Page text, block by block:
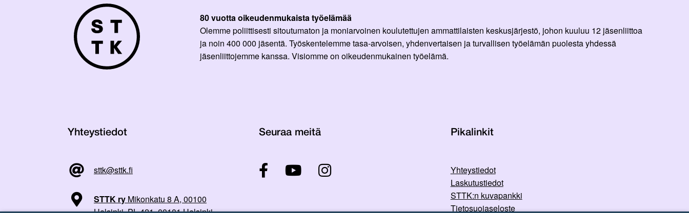
80 vuotta oikeudenmukaista työelämää
Olemme poliittisesti sitoutumaton ja moniarvoinen koulutettujen ammattilaisten keskusjärjestö, johon kuuluu 12 jäsenliittoa
ja noin 400 000 jäsentä. Työskentelemme tasa-arvoisen, yhdenvertaisen ja turvallisen työelämän puolesta yhdessä
jäsenliittojemme kanssa. Visiomme on oikeudenmukainen työelämä.
Yhteystiedot
sttk@sttk.fi
STTK ry Mikonkatu 8 A, 00100
Seuraa meitä Pikalinkit
Yhteystiedot
Laskutustiedot
STTK:n kuvapankki
Tietosuojaseloste